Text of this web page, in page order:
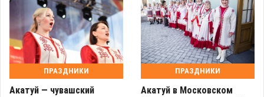
ПРАЗДНИКИ
Акатуй — чувашский
ПРАЗДНИКИ
Акатуй в Московском